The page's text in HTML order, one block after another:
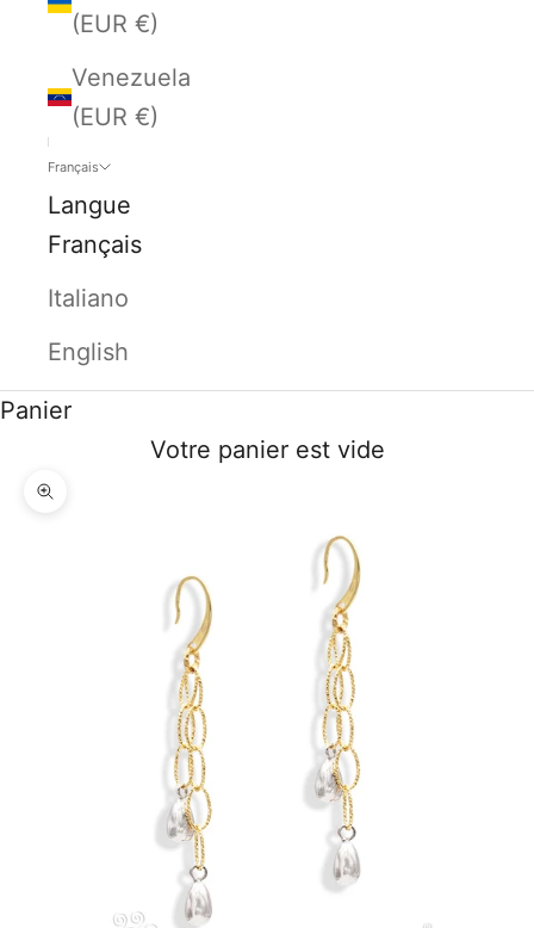
(EUR €)
Venezuela
(EUR €)
Français
Langue
Français
Italiano
English
Panier
Votre panier est vide
Zoomer sur l'image